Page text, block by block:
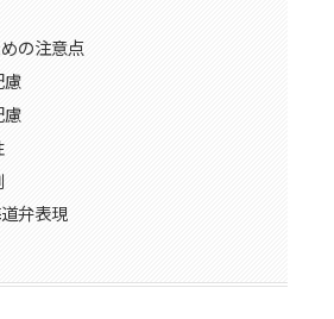
の注意点
慮
慮
弁表現